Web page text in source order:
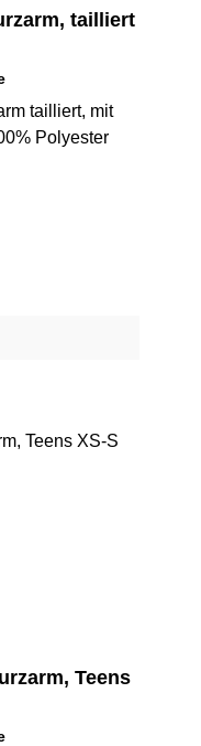
tailliert
tailliert, mit
Polyester
Preis:
Teens